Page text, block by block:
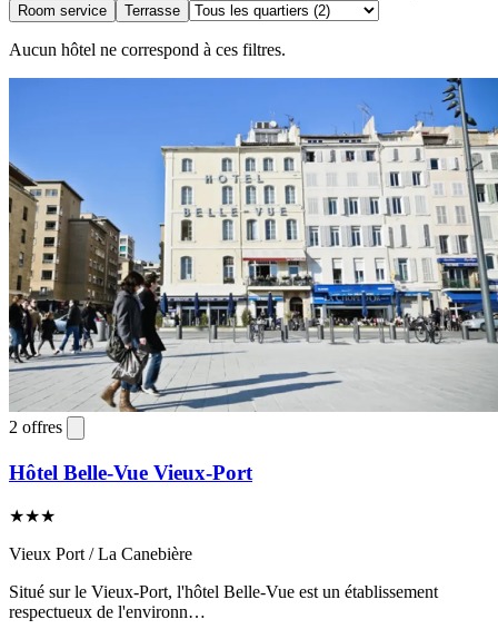
Room service
Terrasse
Aucun hôtel ne correspond à ces filtres.
2 offres
Hôtel Belle-Vue Vieux-Port
★★★
Vieux Port / La Canebière
Situé sur le Vieux-Port, l'hôtel Belle-Vue est un établissement
respectueux de l'environn…